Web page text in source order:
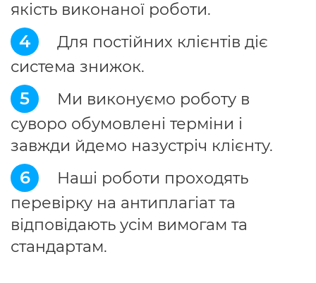
якість виконаної роботи.
4
Для постійних клієнтів діє
система знижок.
5
Ми виконуємо роботу в
суворо обумовлені терміни і
завжди йдемо назустріч клієнту.
6
Наші роботи проходять
перевірку на антиплагіат та
відповідають усім вимогам та
стандартам.